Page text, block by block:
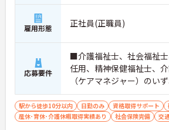
雇用形態 正社員(正職員)
応募要件
■介護福祉士、社会福祉
任用、精神保健福祉士、
（ケアマネジャー）のい
方 ■普通自動車運転免許
駅から徒歩10分以内 日勤のみ 資格取得サポート
産休･育休･介護休暇取得実績あり
社会保険完備 交